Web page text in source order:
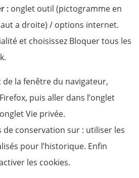
: onglet outil (pictogramme en
a droite) / options internet.
et choisissez Bloquer tous les
de la fenêtre du navigateur,
puis aller dans l’onglet
Vie privée.
de conservation sur : utiliser les
pour l’historique. Enfin
les cookies.